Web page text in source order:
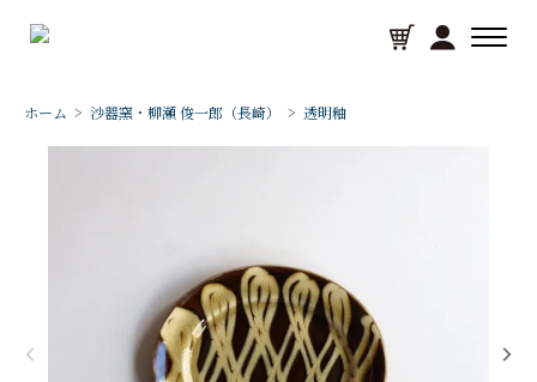
ホーム > 沙器窯・柳瀬 俊一郎（長崎） > 透明釉